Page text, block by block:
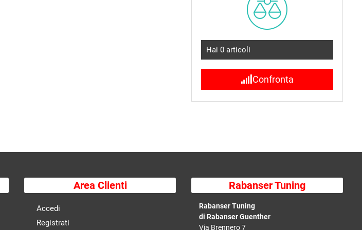
Hai 0 articoli
Confronta
Area Clienti
Accedi
Registrati
Rabanser Tuning
Rabanser Tuning
di Rabanser Guenther
Via Brennero 7